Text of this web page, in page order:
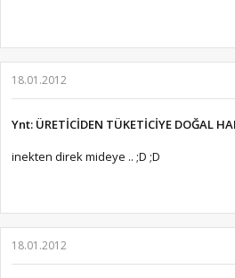
18.01.2012
Ynt: ÜRETİCİDEN TÜKETİCİYE DOĞAL
inekten direk mideye .. ;D ;D
18.01.2012